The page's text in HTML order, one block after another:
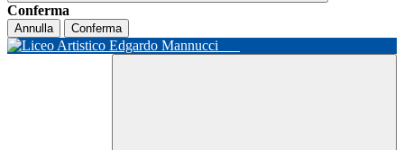
Conferma
Annulla Conferma